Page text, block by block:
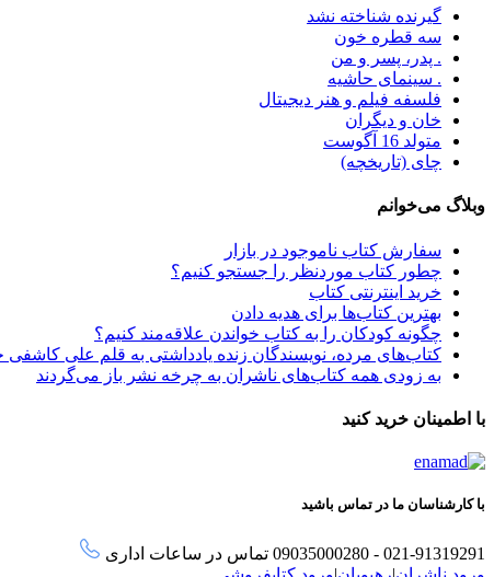
گیرنده شناخته نشد
سه قطره خون
. پدر، پسر و من
. سینمای حاشیه
فلسفه فیلم و هنر دیجیتال
خان و دیگران
متولد 16 آگوست
چای (تاریخچه)
وبلاگ می‌خوانم
سفارش کتاب ناموجود در بازار
چطور کتاب موردنظر را جستجو کنیم؟
خرید اینترنتی کتاب
بهترین کتاب‌ها برای هدیه دادن
چگونه کودکان را به کتاب خواندن علاقه‌مند کنیم؟
کتاب‌های مرده، نویسندگان زنده یادداشتی به قلم علی کاشفی
به زودی همه کتاب‌های ناشران به چرخه نشر باز می‌گردند
با اطمینان خرید کنید
با کارشناسان ما در تماس باشید
021-91319291 - 09035000280 تماس در ساعات اداری